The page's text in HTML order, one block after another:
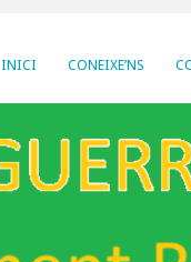
INICI CONEIXE’NS